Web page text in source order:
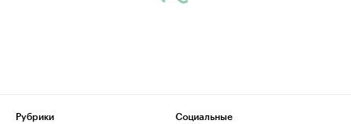
Рубрики
Социальные